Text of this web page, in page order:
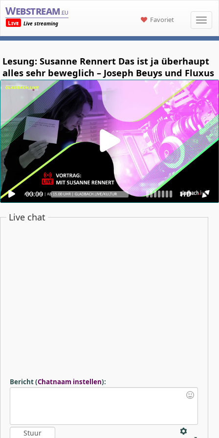
Webstream .eu
Live
Live streaming Favoriet
Lesung: Susanne Rennert Das ist ja überhaupt
alles sehr beweglich – Joseph Beuys und Fluxus
00:00 HD
Live chat
Bericht(Chatnaam instellen):